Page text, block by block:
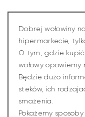
Dobrej wołowiny
hipermarkecie,
O tym, gdzie
wołowy opowiemy
Będzie dużo
steków, ich
smażenia.
Pokażemy